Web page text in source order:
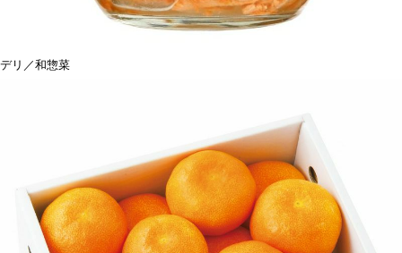
デリ／和惣菜